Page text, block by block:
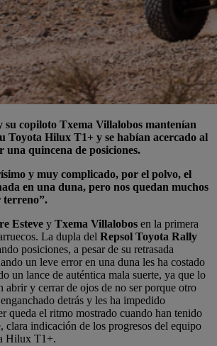
su copiloto Txema Villalobos mantenían
Toyota Hilux T1+ y se habían acercado al
una quincena de posiciones.
y muy complicado, por el polvo, el
en una duna, pero nos quedan muchos
terreno”.
Esteve y Txema Villalobos en la primera
La dupla del Repsol Toyota Rally
posiciones, a pesar de su retrasada
un leve error en una duna les ha costado
un lance de auténtica mala suerte, ya que lo
abrir y cerrar de ojos de no ser porque otro
detrás y les ha impedido
queda el ritmo mostrado cuando han tenido
clara indicación de los progresos del equipo
Hilux T1+.